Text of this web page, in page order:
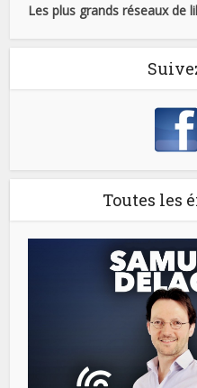
Les plus grands réseaux de
Toutes les